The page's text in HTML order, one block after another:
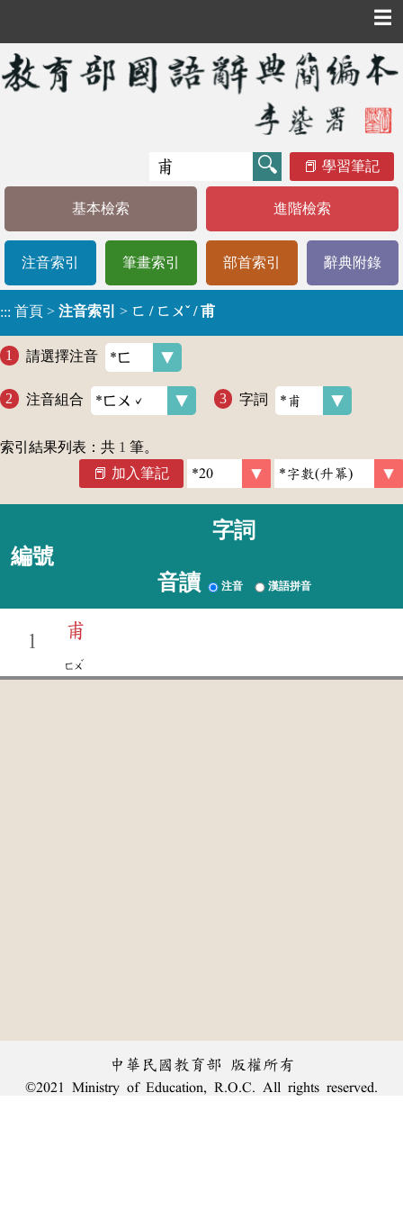
☰
學習筆記
基本檢索 進階檢索
注音索引 筆畫索引 部首索引 辭典附錄
::: 首頁 > 注音索引 > ㄈ / ㄈㄨˇ / 甫
請選擇注音
注音組合 字詞
索引結果列表：共 1 筆。
加入筆記
編號
字詞
音讀 注音 漢語拼音
1
甫
ㄈㄨ
ˇ
中華民國教育部 版權所有
©2021 Ministry of Education, R.O.C. All rights reserved.